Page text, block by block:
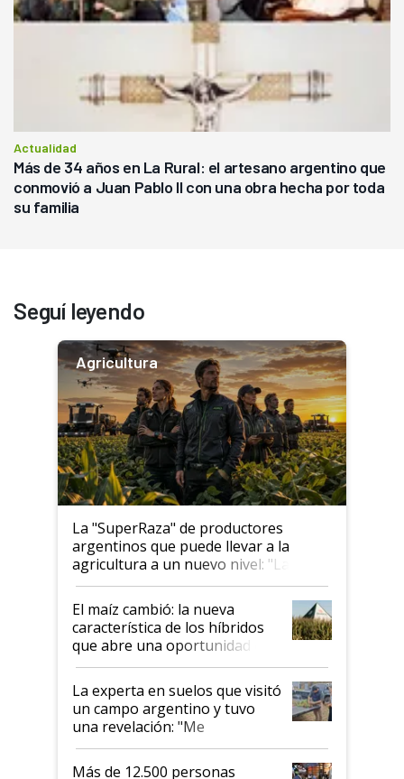
Actualidad
Más de 34 años en La Rural: el artesano argentino que
conmovió a Juan Pablo II con una obra hecha por toda
su familia
Seguí leyendo
Agricultura
La "SuperRaza" de productores
argentinos que puede llevar a la
agricultura a un nuevo nivel: "Las
posibilidades de crecimiento son
infinitas"
El maíz cambió: la nueva
característica de los híbridos
que abre una oportunidad en
el lote
La experta en suelos que visitó
un campo argentino y tuvo
una revelación: "Me
impresionó mucho"
Más de 12.500 personas